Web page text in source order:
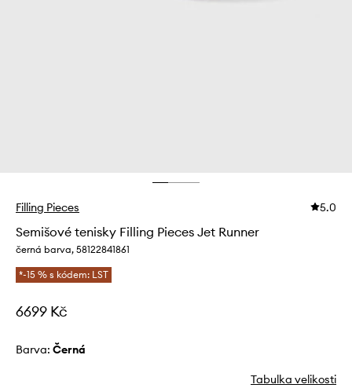
Filling Pieces 5.0
Semišové tenisky Filling Pieces Jet Runner
černá barva, 58122841861
*-15 % s kódem: LST
6699 Kč
Barva: černá
Tabulka velikosti